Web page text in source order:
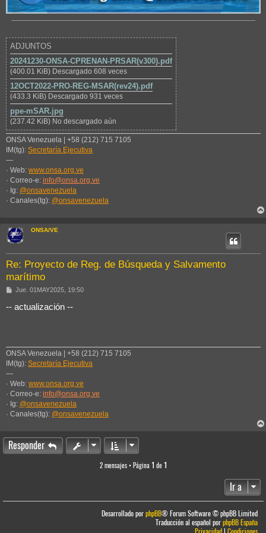
ADJUNTOS
20241230-ONSA-CPRENAN-PRSAR(v300).pdf
(400.01 KiB) Descargado 608 veces
12OCT2022-PRO-REG-MSAR(rev24).pdf
(433.3 KiB) Descargado 931 veces
ppe-mSAR.jpg
(237.42 KiB) No descargado aún
ONSA Venezuela | +58 (212) 715 7105
IM(tg): Secretaría Ejecutiva
—
· Web: www.onsa.org.ve
· Correo-e: info@onsa.org.ve
· Ig: @onsavenezuela
· Canales(tg): @onsavenezuela
ONSA/VE
Re: Proyecto de Reg. de Búsqueda y Salvamento
marítimo
M
n
Jue. 01MAY2025, 19:50
-- actualización --
ONSA Venezuela | +58 (212) 715 7105
IM(tg): Secretaría Ejecutiva
—
· Web: www.onsa.org.ve
· Correo-e: info@onsa.org.ve
· Ig: @onsavenezuela
· Canales(tg): @onsavenezuela
Responder
2 mensajes • Página 1 de 1
Ir a
Desarrollado porphpBB® Forum Software © phpBB Limited
Traducción al español porphpBB España